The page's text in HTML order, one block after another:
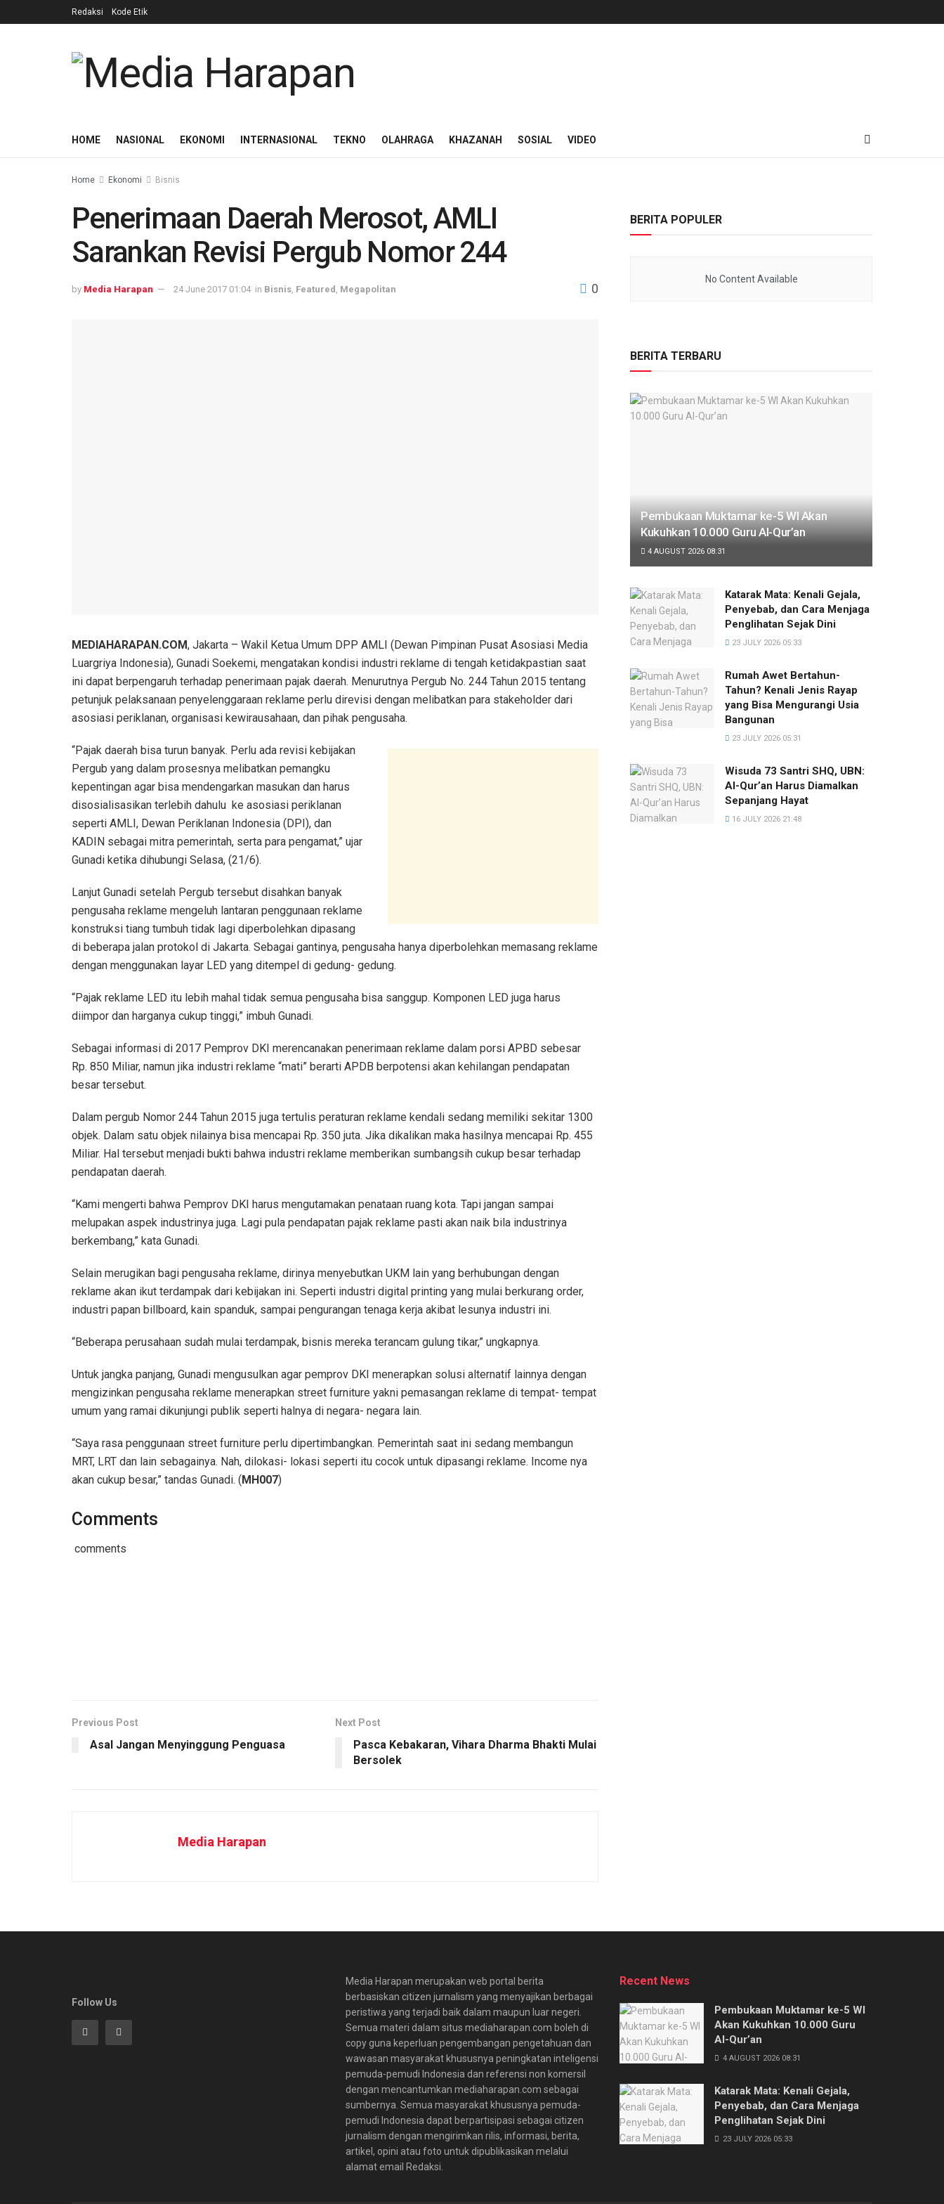
Redaksi Kode Etik
HOME NASIONAL EKONOMI INTERNASIONAL TEKNO OLAHRAGA KHAZANAH SOSIAL VIDEO
Home Ekonomi Bisnis
Penerimaan Daerah Merosot, AMLI
Sarankan Revisi Pergub Nomor 244
by Media Harapan 24 June 2017 01:04 in Bisnis Featured Megapolitan 0
MEDIAHARAPAN.COM, Jakarta – Wakil Ketua Umum DPP AMLI (Dewan Pimpinan Pusat Asosiasi Media
Luargriya Indonesia), Gunadi Soekemi, mengatakan kondisi industri reklame di tengah ketidakpastian saat
ini dapat berpengaruh terhadap penerimaan pajak daerah. Menurutnya Pergub No. 244 Tahun 2015 tentang
petunjuk pelaksanaan penyelenggaraan reklame perlu direvisi dengan melibatkan para stakeholder dari
asosiasi periklanan, organisasi kewirausahaan, dan pihak pengusaha.
“Pajak daerah bisa turun banyak. Perlu ada revisi kebijakan
Pergub yang dalam prosesnya melibatkan pemangku
kepentingan agar bisa mendengarkan masukan dan harus
disosialisasikan terlebih dahulu ke asosiasi periklanan
seperti AMLI, Dewan Periklanan Indonesia (DPI), dan
KADIN sebagai mitra pemerintah, serta para pengamat,” ujar
Gunadi ketika dihubungi Selasa, (21/6).
Lanjut Gunadi setelah Pergub tersebut disahkan banyak
pengusaha reklame mengeluh lantaran penggunaan reklame
konstruksi tiang tumbuh tidak lagi diperbolehkan dipasang
di beberapa jalan protokol di Jakarta. Sebagai gantinya, pengusaha hanya diperbolehkan memasang reklame
dengan menggunakan layar LED yang ditempel di gedung- gedung.
“Pajak reklame LED itu lebih mahal tidak semua pengusaha bisa sanggup. Komponen LED juga harus
diimpor dan harganya cukup tinggi,” imbuh Gunadi.
Sebagai informasi di 2017 Pemprov DKI merencanakan penerimaan reklame dalam porsi APBD sebesar
Rp. 850 Miliar, namun jika industri reklame “mati” berarti APDB berpotensi akan kehilangan pendapatan
besar tersebut.
Dalam pergub Nomor 244 Tahun 2015 juga tertulis peraturan reklame kendali sedang memiliki sekitar 1300
objek. Dalam satu objek nilainya bisa mencapai Rp. 350 juta. Jika dikalikan maka hasilnya mencapai Rp. 455
Miliar. Hal tersebut menjadi bukti bahwa industri reklame memberikan sumbangsih cukup besar terhadap
pendapatan daerah.
“Kami mengerti bahwa Pemprov DKI harus mengutamakan penataan ruang kota. Tapi jangan sampai
melupakan aspek industrinya juga. Lagi pula pendapatan pajak reklame pasti akan naik bila industrinya
berkembang,” kata Gunadi.
Selain merugikan bagi pengusaha reklame, dirinya menyebutkan UKM lain yang berhubungan dengan
reklame akan ikut terdampak dari kebijakan ini. Seperti industri digital printing yang mulai berkurang order,
industri papan billboard, kain spanduk, sampai pengurangan tenaga kerja akibat lesunya industri ini.
“Beberapa perusahaan sudah mulai terdampak, bisnis mereka terancam gulung tikar,” ungkapnya.
Untuk jangka panjang, Gunadi mengusulkan agar pemprov DKI menerapkan solusi alternatif lainnya dengan
mengizinkan pengusaha reklame menerapkan street furniture yakni pemasangan reklame di tempat- tempat
umum yang ramai dikunjungi publik seperti halnya di negara- negara lain.
“Saya rasa penggunaan street furniture perlu dipertimbangkan. Pemerintah saat ini sedang membangun
MRT, LRT dan lain sebagainya. Nah, dilokasi- lokasi seperti itu cocok untuk dipasangi reklame. Income nya
akan cukup besar,” tandas Gunadi. (MH007)
Comments
comments
Previous Post
Asal Jangan Menyinggung Penguasa
Next Post
Pasca Kebakaran, Vihara Dharma Bhakti Mulai
Bersolek
Media Harapan
BERITA POPULER
No Content Available
BERITA TERBARU
Pembukaan Muktamar ke-5 WI Akan
Kukuhkan 10.000 Guru Al-Qur’an
4 AUGUST 2026 08:31
Katarak Mata: Kenali Gejala,
Penyebab, dan Cara Menjaga
Penglihatan Sejak Dini
23 JULY 2026 05:33
Rumah Awet Bertahun-
Tahun? Kenali Jenis Rayap
yang Bisa Mengurangi Usia
Bangunan
23 JULY 2026 05:31
Wisuda 73 Santri SHQ, UBN:
Al-Qur’an Harus Diamalkan
Sepanjang Hayat
16 JULY 2026 21:48
Follow Us
Media Harapan merupakan web portal berita
berbasiskan citizen jurnalism yang menyajikan berbagai
peristiwa yang terjadi baik dalam maupun luar negeri.
Semua materi dalam situs mediaharapan.com boleh di
copy guna keperluan pengembangan pengetahuan dan
wawasan masyarakat khususnya peningkatan inteligensi
pemuda-pemudi Indonesia dan referensi non komersil
dengan mencantumkan mediaharapan.com sebagai
sumbernya. Semua masyarakat khususnya pemuda-
pemudi Indonesia dapat berpartisipasi sebagai citizen
jurnalism dengan mengirimkan rilis, informasi, berita,
artikel, opini atau foto untuk dipublikasikan melalui
alamat email Redaksi.
Recent News
Pembukaan Muktamar ke-5 WI
Akan Kukuhkan 10.000 Guru
Al-Qur’an
4 AUGUST 2026 08:31
Katarak Mata: Kenali Gejala,
Penyebab, dan Cara Menjaga
Penglihatan Sejak Dini
23 JULY 2026 05:33